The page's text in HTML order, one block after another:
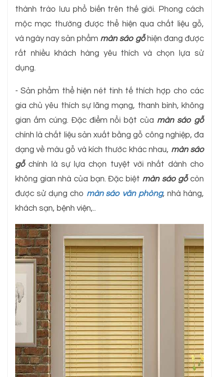
thành trào lưu phổ biến trên thế giới. Phong cách
mộc mạc thường được thể hiện qua chất liệu gỗ,
và ngày nay sản phẩm màn sáo gỗhiện đang được
rất nhiều khách hàng yêu thích và chọn lựa sử
dụng.
- Sản phẩm thể hiện nét tinh tế thích hợp cho các
gia chủ yêu thích sự lãng mạng, thanh bình, không
gian ấm cúng. Đặc điểm nổi bật của màn sáo gỗ
chính là chất liệu sản xuất bằng gỗ công nghiệp, đa
dạng về màu gỗ và kích thước khác nhau, màn sáo
gỗchính là sự lựa chọn tuyệt vời nhất dành cho
không gian nhà của bạn. Đặc biệt màn sáo gỗcòn
được sử dụng cho màn sáo văn phòng, nhà hàng,
khách sạn, bệnh viện,..